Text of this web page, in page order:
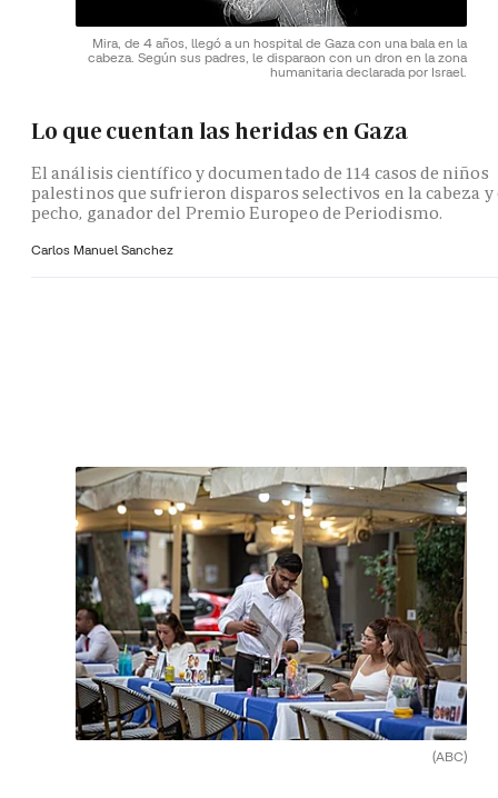
Mira, de 4 años, llegó a un hospital de Gaza con una bala en la
cabeza. Según sus padres, le disparaon con un dron en la zona
humanitaria declarada por Israel.
Lo que cuentan las heridas en Gaza
El análisis científico y documentado de 114 casos de niños
palestinos que sufrieron disparos selectivos en la cabeza y
pecho, ganador del Premio Europeo de Periodismo.
Carlos Manuel Sanchez
(ABC)